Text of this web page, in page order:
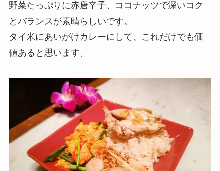
野菜たっぷりに赤唐辛子、ココナッツで深いコク
とバランスが素晴らしいです。
タイ米にあいがけカレーにして、これだけでも価
値あると思います。